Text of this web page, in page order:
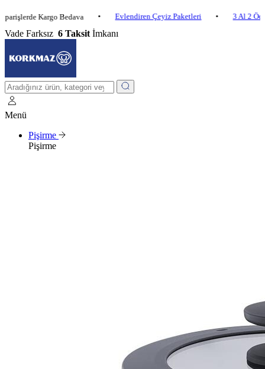
Kargo Bedava • Evlendiren Çeyiz Paketleri • 3 Al 2 Öde •
Vade Farksız 6 Taksit İmkanı
Menü
Pişirme
Pişirme